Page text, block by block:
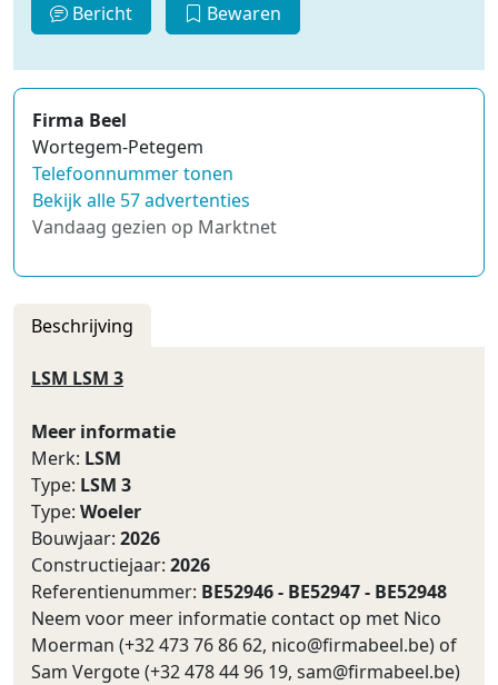
Bericht Bewaren
Firma Beel
Wortegem-Petegem
Telefoonnummer tonen
Bekijk alle 57 advertenties
Vandaag gezien op Marktnet
Beschrijving
LSM LSM 3
Meer informatie
Merk: LSM
Type: LSM 3
Type: Woeler
Bouwjaar: 2026
Constructiejaar: 2026
Referentienummer: BE52946 - BE52947 - BE52948
Neem voor meer informatie contact op met Nico
Moerman (+32 473 76 86 62, nico@firmabeel.be) of
Sam Vergote (+32 478 44 96 19, sam@firmabeel.be)